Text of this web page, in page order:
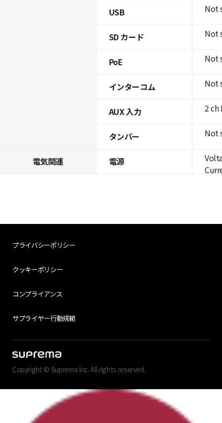
USB
SD カード
PoE
インターコム
AUX 入力
タンパー
電気関連 電源
Not
Not
Not
Not
2
Not
プライバシーポリシー
クッキーポリシー
コンプライアンス
サプライヤー行動規範
Copyright © Suprema Inc. All rights reserved.